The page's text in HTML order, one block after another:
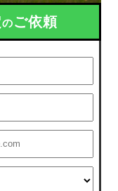
のご依頼